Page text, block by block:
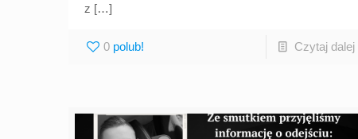
z […]
0 Czytaj dalej